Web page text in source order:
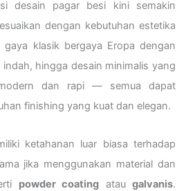
desain pagar besi kini semakin
dengan kebutuhan estetika
gaya klasik bergaya Eropa dengan
hingga desain minimalis yang
dan rapi — semua dapat
finishing yang kuat dan elegan.
ketahanan luar biasa terhadap
jika menggunakan material dan
powder coating ataugalvanis.